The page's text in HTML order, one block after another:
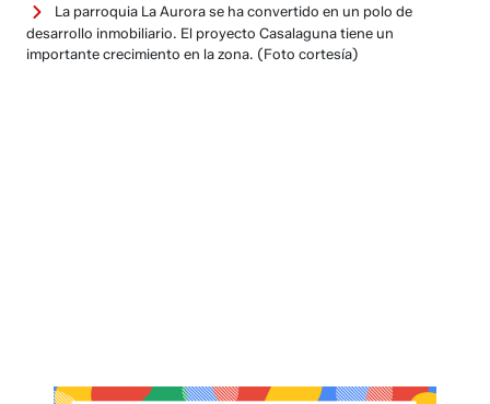
La parroquia La Aurora se ha convertido en un polo de
desarrollo inmobiliario. El proyecto Casalaguna tiene un
importante crecimiento en la zona. (Foto cortesía)